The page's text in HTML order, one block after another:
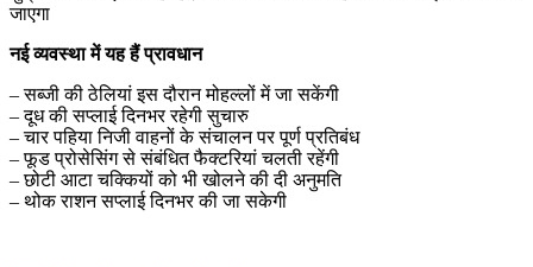
जाएगा
नई व्यवस्था में यह हैं प्रावधान
– सब्जी की ठेलियां इस दौरान मोहल्लों में जा सकेंगी
– दूध की सप्लाई दिनभर रहेगी सुचारु
– चार पहिया निजी वाहनों के संचालन पर पूर्ण प्रतिबंध
– फूड प्रोसेसिंग से संबंधित फैक्टरियां चलती रहेंगी
– छोटी आटा चक्कियों को भी खोलने की दी अनुमति
– थोक राशन सप्लाई दिनभर की जा सकेगी